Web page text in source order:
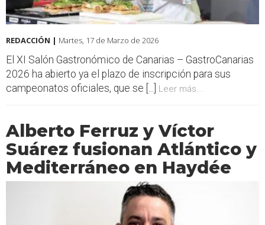
REDACCIÓN | Martes, 17 de Marzo de 2026
El XI Salón Gastronómico de Canarias – GastroCanarias
2026 ha abierto ya el plazo de inscripción para sus
campeonatos oficiales, que se [...] Leer más...
Alberto Ferruz y Víctor
Suárez fusionan Atlántico y
Mediterráneo en Haydée